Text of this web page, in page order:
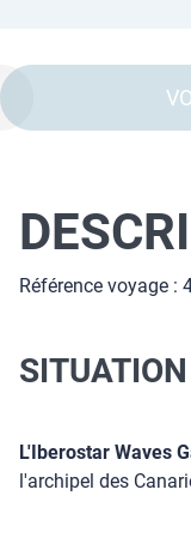
Référence voyage :
SITUATION
L'Iberostar Waves
l'archipel des